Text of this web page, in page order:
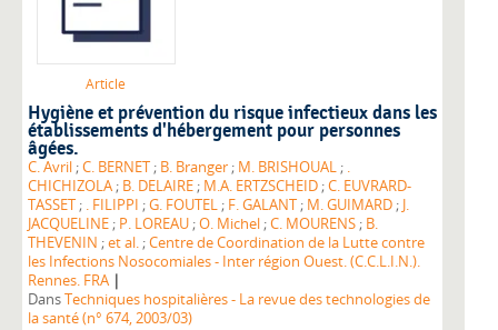
Article
Hygiène et prévention du risque infectieux dans les
établissements d'hébergement pour personnes
âgées.
C. Avril ;C. BERNET ; B. Branger ; M. BRISHOUAL ; .
CHICHIZOLA ; B. DELAIRE ; M.A. ERTZSCHEID ;C. EUVRARD-
TASSET ; . FILIPPI ;G. FOUTEL ; F. GALANT ; M. GUIMARD ; J.
JACQUELINE ; P. LOREAU ;O. Michel ;C. MOURENS ; B.
THEVENIN ;et al. ;Centre de Coordination de la Lutte contre
les Infections Nosocomiales - Inter région Ouest. (C.C.L.I.N.).
Rennes. FRA |
DansTechniques hospitalières - La revue des technologies de
la santé (n° 674, 2003/03)